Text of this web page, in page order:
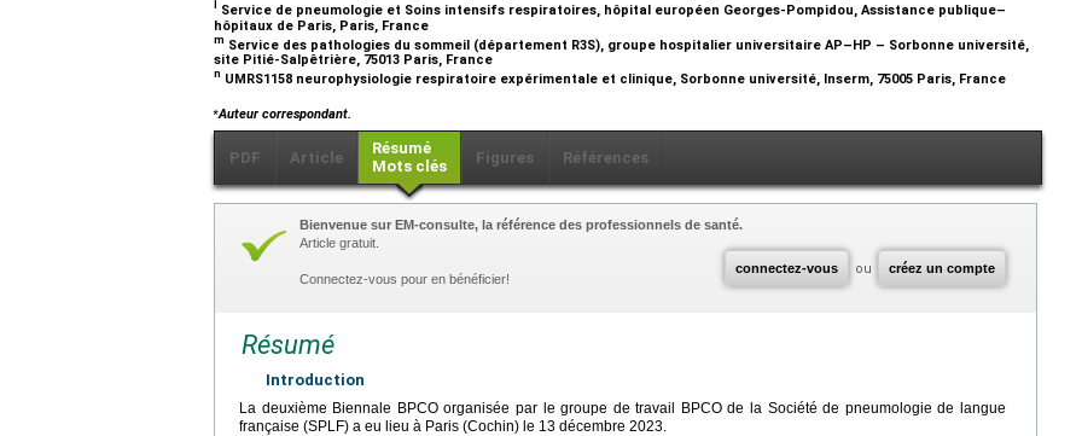
Service de pneumologie et Soins intensifs respiratoires, hôpital européen Georges-Pompidou, Assistance publique–
hôpitaux de Paris, Paris, France
m Service des pathologies du sommeil (département R3S), groupe hospitalier universitaire AP–HP – Sorbonne université,
site Pitié-Salpêtrière, 75013 Paris, France
n UMRS1158 neurophysiologie respiratoire expérimentale et clinique, Sorbonne université, Inserm, 75005 Paris, France
⁎Auteur correspondant.
PDF Article
Résumé
Mots clés
Figures Références
connectez-vous ou créez un compte
Bienvenue sur EM-consulte, la référence des professionnels de santé.
Article gratuit.
Connectez-vous pour en bénéficier!
Résumé
Introduction
La deuxième Biennale BPCO organisée par le groupe de travail BPCO de la Société de pneumologie de langue
française (SPLF) a eu lieu à Paris (Cochin) le 13 décembre 2023.